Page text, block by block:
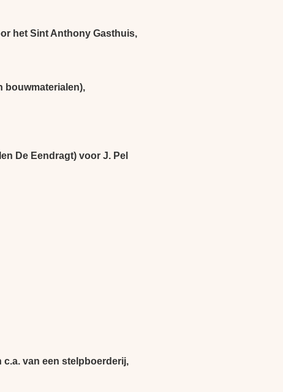
het Sint Anthony Gasthuis,
bouwmaterialen),
De Eendragt) voor J. Pel
van een stelpboerderij,